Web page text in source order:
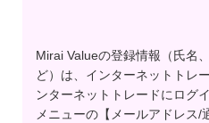
Mirai Valueの登録情報（氏名
ど）は、インターネットトレ
ンターネットトレードにログ
メニューの【メールアドレス/